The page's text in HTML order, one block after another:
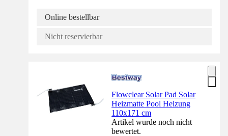
Online bestellbar
Nicht reservierbar
Flowclear Solar Pad Solar
Heizmatte Pool Heizung
110x171 cm
Artikel wurde noch nicht
bewertet.